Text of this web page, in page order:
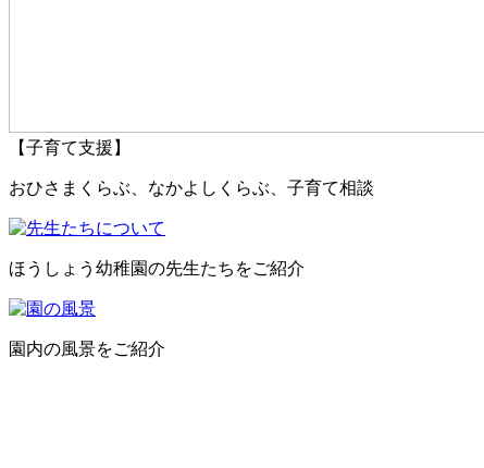
【子育て支援】
おひさまくらぶ、なかよしくらぶ、子育て相談
ほうしょう幼稚園の先生たちをご紹介
園内の風景をご紹介